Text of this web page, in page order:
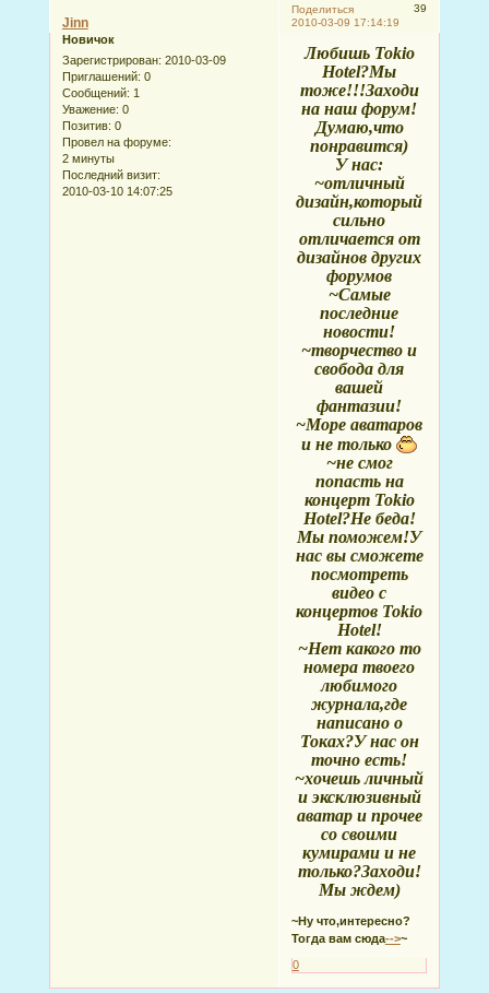
Поделиться
39
2010-03-09 17:14:19
Jinn
Новичок
Зарегистрирован: 2010-03-09
Приглашений: 0
Сообщений: 1
Уважение: 0
Позитив: 0
Провел на форуме:
2 минуты
Последний визит:
2010-03-10 14:07:25
Любишь Tokio
Hotel?Мы
тоже!!!Заходи
на наш форум!
Думаю,что
понравится)
У нас:
~отличный
дизайн,который
сильно
отличается от
дизайнов других
форумов
~Самые
последние
новости!
~творчество и
свобода для
вашей
фантазии!
~Море аватаров
и не только
~не смог
попасть на
концерт Tokio
Hotel?Не беда!
Мы поможем!У
нас вы сможете
посмотреть
видео с
концертов Tokio
Hotel!
~Нет какого то
номера твоего
любимого
журнала,где
написано о
Токах?У нас он
точно есть!
~хочешь личный
и эксклюзивный
аватар и прочее
со своими
кумирами и не
только?Заходи!
Мы ждем)
~Ну что,интересно?
Тогда вам сюда-->~
0